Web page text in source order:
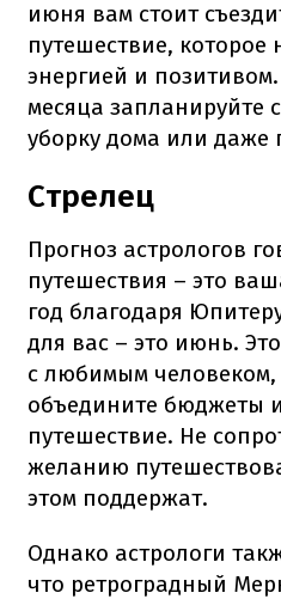
июня вам стоит
путешествие, которое
энергией и
месяца запланируйте
уборку дома или даже
Стрелец
Прогноз астрологов
путешествия – это
год благодаря
для вас – это июнь.
с любимым
объедините бюджеты
путешествие. Не
желанию
этом поддержат.
Однако астрологи
что ретроградный